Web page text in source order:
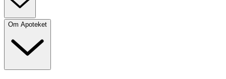
Om Apoteket